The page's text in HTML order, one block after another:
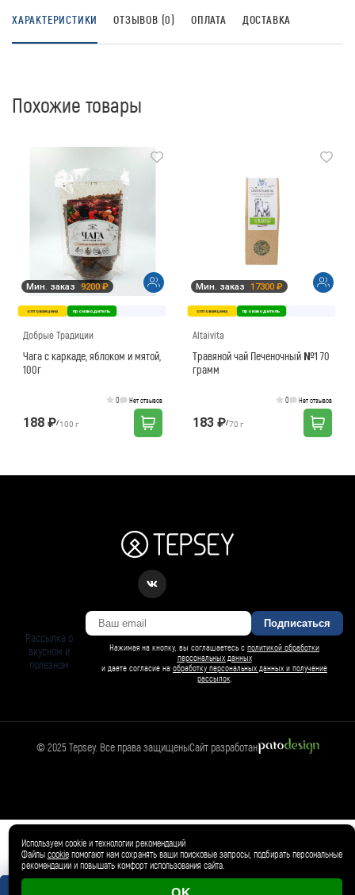
🛍️ Магазин
Товар добавлен в корзину ✓
ХАРАКТЕРИСТИКИ ОТЗЫВОВ (0) ОПЛАТА ДОСТАВКА
Похожие товары
Мин. заказ 9200 ₽
оптовая цена производитель
Добрые Традиции
Чага с каркаде, яблоком и мятой,
100г
0 Нет отзывов
188 ₽/100 г
Мин. заказ 17300 ₽
оптовая цена производитель
Altaivita
Травяной чай Печеночный №1 70
грамм
0 Нет отзывов
183 ₽/70 г
Рассылка о
вкусном и
полезном
Подписаться
Нажимая на кнопку, вы соглашаетесь с политикой обработки
персональных данных
и даете согласие на обработку персональных данных и получение
рассылок
© 2025 Tepsey. Все права защищеныСайт разработан
Используем cookie и технологии рекомендаций
Файлы cookieпомогают нам сохранять ваши поисковые запросы, подбирать персональные
рекомендации и повышать комфорт использования сайта.